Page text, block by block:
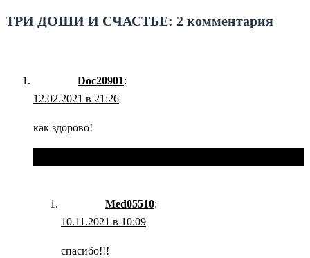
записям
ТРИ ДОШИ И СЧАСТЬЕ: 2 комментария
Doc20901:
12.02.2021 в 21:26
как здорово!
Med05510:
10.11.2021 в 10:09
спасибо!!!